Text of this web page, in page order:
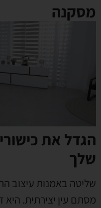
מסקנה
הגדל את
שלך
שליטה באמנות עיצוב
מסתם עין יצירתית.